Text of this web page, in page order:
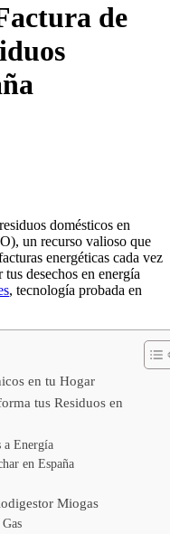
de
domésticos en
un recurso valioso que
energéticas cada vez
desechos en energía
, tecnología probada en
en tu Hogar
tus Residuos en
a Energía
en España
Miogas